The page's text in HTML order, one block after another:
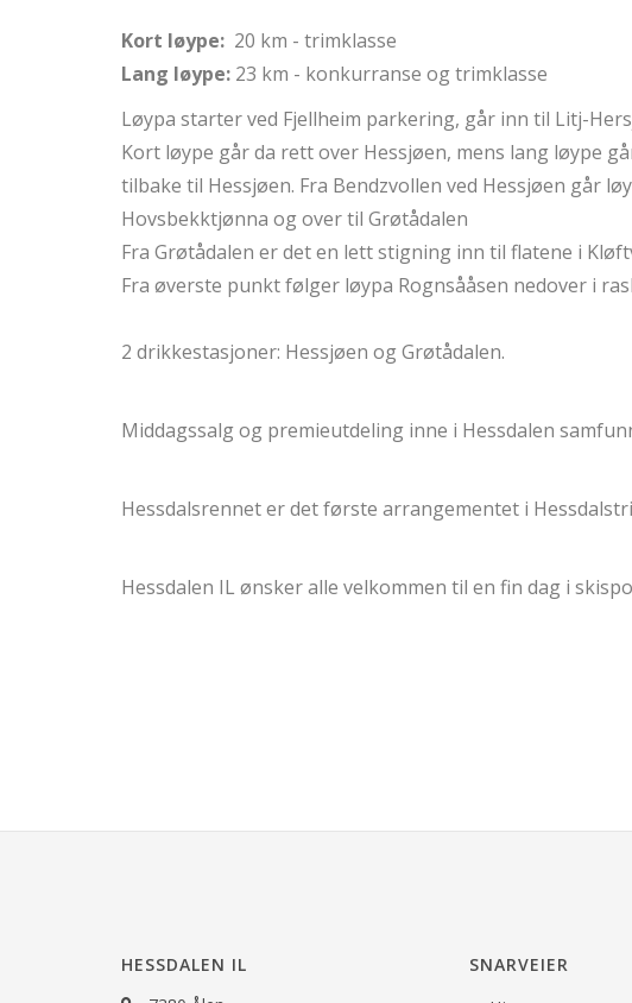
Kort løype: 20 km - trimklasse
Lang løype: 23 km - konkurranse og trimklasse
Løypa starter ved Fjellheim parkering, går inn til Litj-
Kort løype går da rett over Hessjøen, mens lang løype
tilbake til Hessjøen. Fra Bendzvollen ved Hessjøen går
Hovsbekktjønna og over til Grøtådalen
Fra Grøtådalen er det en lett stigning inn til flatene i
Fra øverste punkt følger løypa Rognsååsen nedover i
2 drikkestasjoner: Hessjøen og Grøtådalen.
Middagssalg og premieutdeling inne i Hessdalen
Hessdalsrennet er det første arrangementet i
Hessdalen IL ønsker alle velkommen til en fin dag i
HESSDALEN IL
SNARVEIER